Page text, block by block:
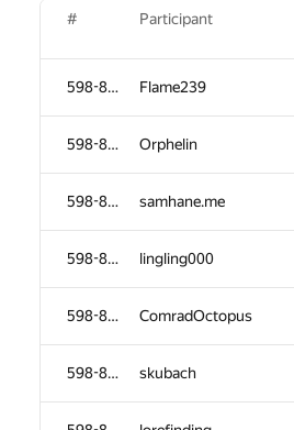
# Participant
598-854 Flame239
598-854 Orphelin
598-854 samhane.me
598-854 lingling000
598-854 ComradOctopus
598-854 skubach